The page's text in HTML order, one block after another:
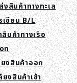
งสินค้าทางทะเล
เขียน B/L
นค้าทางเรือ
ยงสินค้าออก
ยงสินค้าเข้า